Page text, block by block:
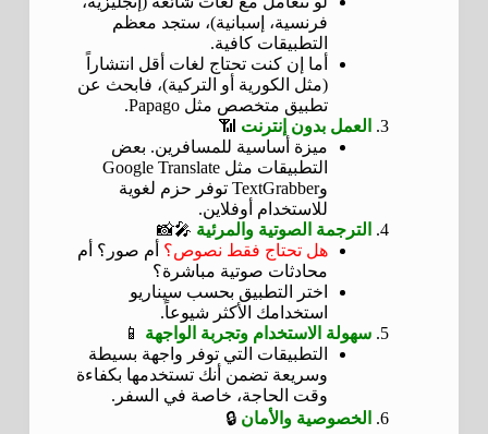
فرنسية، إسبانية)، ستجد معظم
التطبيقات كافية.
أما إن كنت تحتاج لغات أقل انتشاراً
(مثل الكورية أو التركية)، فابحث عن
تطبيق متخصص مثل Papago.
العمل بدون إنترنت 📶
ميزة أساسية للمسافرين. بعض
التطبيقات مثل Google Translate
وTextGrabber توفر حزم لغوية
للاستخدام أوفلاين.
الترجمة الصوتية والمرئية 🎤📸
هل تحتاج فقط نصوص؟ أم صور؟ أم
محادثات صوتية مباشرة؟
اختر التطبيق بحسب سيناريو
استخدامك الأكثر شيوعاً.
سهولة الاستخدام وتجربة الواجهة 📱
التطبيقات التي توفر واجهة بسيطة
وسريعة تضمن أنك تستخدمها بكفاءة
وقت الحاجة، خاصة في السفر.
الخصوصية والأمان 🔒